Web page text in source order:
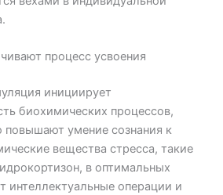
процесс усвоения
инициирует
биохимических процессов,
умение сознания к
вещества стресса, такие
в оптимальных
интеллектуальные операции и